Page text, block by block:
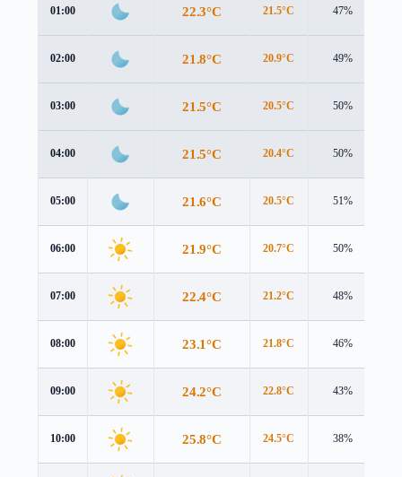
01:00 22.3°C 21.5°C 47%
02:00 21.8°C 20.9°C 49%
03:00 21.5°C 20.5°C 50%
04:00 21.5°C 20.4°C 50%
05:00 21.6°C 20.5°C 51%
06:00 21.9°C 20.7°C 50%
07:00 22.4°C 21.2°C 48%
08:00 23.1°C 21.8°C 46%
09:00 24.2°C 22.8°C 43%
10:00 25.8°C 24.5°C 38%